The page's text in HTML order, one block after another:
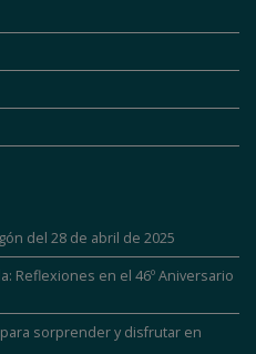
del 28 de abril de 2025
Reflexiones en el 46º Aniversario
sorprender y disfrutar en